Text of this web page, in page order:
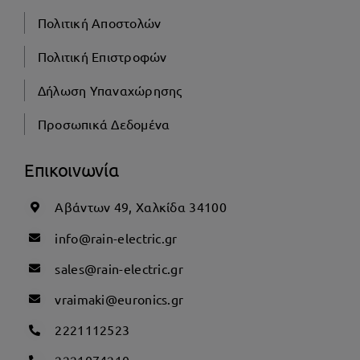
Πολιτική Αποστολών
Πολιτική Επιστροφών
Δήλωση Υπαναχώρησης
Προσωπικά Δεδομένα
Επικοινωνία
Αβάντων 49, Χαλκίδα 34100
info@rain-electric.gr
sales@rain-electric.gr
vraimaki@euronics.gr
2221112523